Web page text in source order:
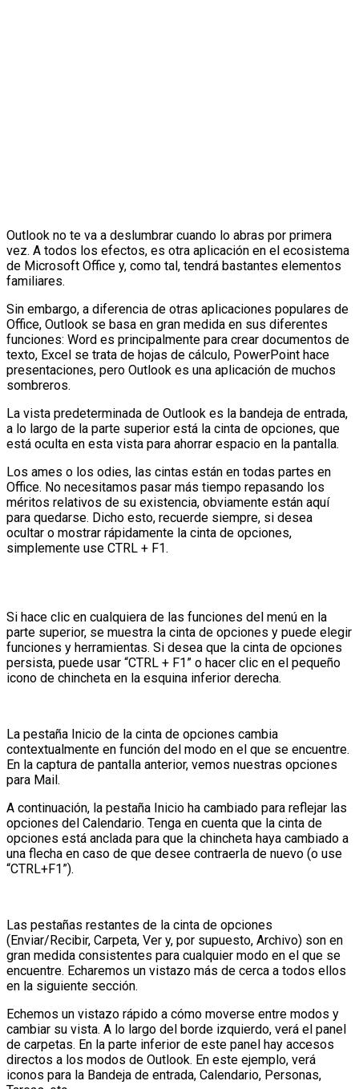
Outlook no te va a deslumbrar cuando lo abras por primera
vez. A todos los efectos, es otra aplicación en el ecosistema
de Microsoft Office y, como tal, tendrá bastantes elementos
familiares.
Sin embargo, a diferencia de otras aplicaciones populares de
Office, Outlook se basa en gran medida en sus diferentes
funciones: Word es principalmente para crear documentos de
texto, Excel se trata de hojas de cálculo, PowerPoint hace
presentaciones, pero Outlook es una aplicación de muchos
sombreros.
La vista predeterminada de Outlook es la bandeja de entrada,
a lo largo de la parte superior está la cinta de opciones, que
está oculta en esta vista para ahorrar espacio en la pantalla.
Los ames o los odies, las cintas están en todas partes en
Office. No necesitamos pasar más tiempo repasando los
méritos relativos de su existencia, obviamente están aquí
para quedarse. Dicho esto, recuerde siempre, si desea
ocultar o mostrar rápidamente la cinta de opciones,
simplemente use CTRL + F1.
Si hace clic en cualquiera de las funciones del menú en la
parte superior, se muestra la cinta de opciones y puede elegir
funciones y herramientas. Si desea que la cinta de opciones
persista, puede usar “CTRL + F1” o hacer clic en el pequeño
icono de chincheta en la esquina inferior derecha.
La pestaña Inicio de la cinta de opciones cambia
contextualmente en función del modo en el que se encuentre.
En la captura de pantalla anterior, vemos nuestras opciones
para Mail.
A continuación, la pestaña Inicio ha cambiado para reflejar las
opciones del Calendario. Tenga en cuenta que la cinta de
opciones está anclada para que la chincheta haya cambiado a
una flecha en caso de que desee contraerla de nuevo (o use
“CTRL+F1”).
Las pestañas restantes de la cinta de opciones
(Enviar/Recibir, Carpeta, Ver y, por supuesto, Archivo) son en
gran medida consistentes para cualquier modo en el que se
encuentre. Echaremos un vistazo más de cerca a todos ellos
en la siguiente sección.
Echemos un vistazo rápido a cómo moverse entre modos y
cambiar su vista. A lo largo del borde izquierdo, verá el panel
de carpetas. En la parte inferior de este panel hay accesos
directos a los modos de Outlook. En este ejemplo, verá
iconos para la Bandeja de entrada, Calendario, Personas,